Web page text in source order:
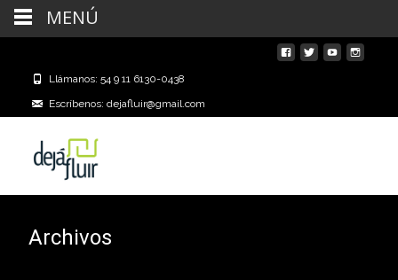
Llámanos: 54 9 11 6130-0438
Escríbenos: dejafluir@gmail.com
Archivos
MENÚ